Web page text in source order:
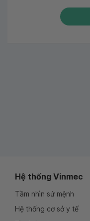
Hệ thống Vinmec
Tầm nhìn sứ mệnh
Hệ thống cơ sở y tế